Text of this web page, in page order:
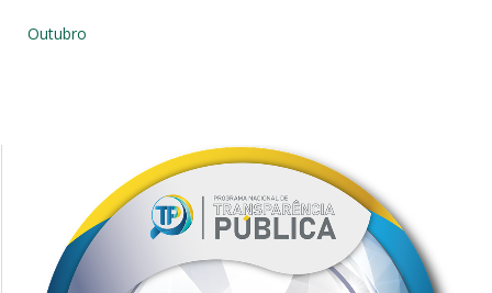
Outubro